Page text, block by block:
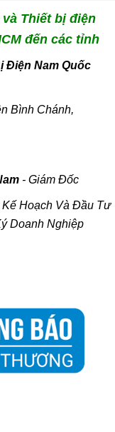
Thiết bị điện
đến các tỉnh
Điện Nam Quốc
Bình Chánh,
- Giám Đốc
Hoạch Và Đầu Tư
Doanh Nghiệp